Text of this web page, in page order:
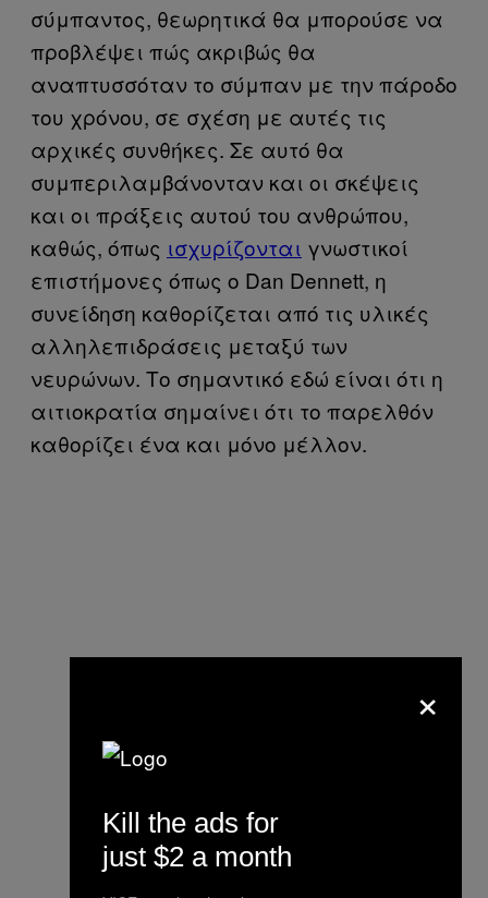
σύμπαντος, θεωρητικά θα μπορούσε να
προβλέψει πώς ακριβώς θα
αναπτυσσόταν το σύμπαν με την πάροδο
του χρόνου, σε σχέση με αυτές τις
αρχικές συνθήκες. Σε αυτό θα
συμπεριλαμβάνονταν και οι σκέψεις
και οι πράξεις αυτού του ανθρώπου,
καθώς, όπως ισχυρίζονται γνωστικοί
επιστήμονες όπως ο Dan Dennett, η
συνείδηση καθορίζεται από τις υλικές
αλληλεπιδράσεις μεταξύ των
νευρώνων. Το σημαντικό εδώ είναι ότι η
αιτιοκρατία σημαίνει ότι το παρελθόν
καθορίζει ένα και μόνο μέλλον.
×
Kill the ads for
just $2 a month